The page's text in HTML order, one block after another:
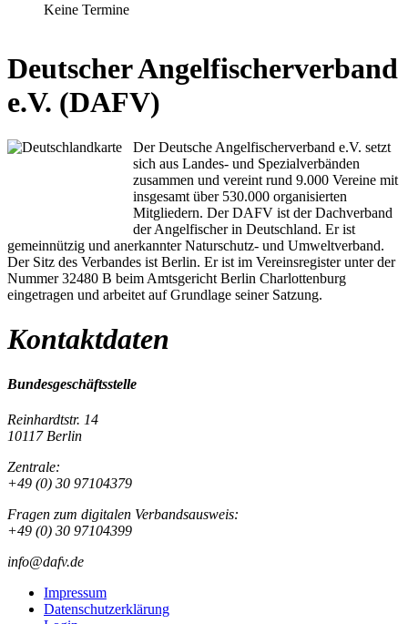
Keine Termine
Deutscher Angelfischerverband
e.V. (DAFV)
Der Deutsche Angelfischerverband e.V. setzt
sich aus Landes- und Spezialverbänden
zusammen und vereint rund 9.000 Vereine mit
insgesamt über 530.000 organisierten
Mitgliedern. Der DAFV ist der Dachverband
der Angelfischer in Deutschland. Er ist
gemeinnützig und anerkannter Naturschutz- und Umweltverband.
Der Sitz des Verbandes ist Berlin. Er ist im Vereinsregister unter der
Nummer 32480 B beim Amtsgericht Berlin Charlottenburg
eingetragen und arbeitet auf Grundlage seiner Satzung.
Kontaktdaten
Bundesgeschäftsstelle
Reinhardtstr. 14
10117 Berlin
Zentrale:
+49 (0) 30 97104379
Fragen zum digitalen Verbandsausweis:
+49 (0) 30 97104399
info@dafv.de
Impressum
Datenschutzerklärung